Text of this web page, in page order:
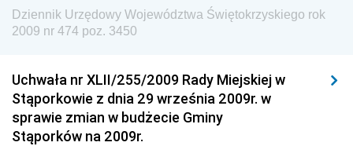
Dziennik Urzędowy Ministra Środowiska i Głównego
Inspektora Ochrony Środowiska
Dziennik Urzędowy Ministerstwa Kultury, Dziedzictwa
Narodowego i Sportu
Dziennik Urzędowy Ministra Finansów, Funduszy i
Dziennik Urzędowy Województwa Świętokrzyskiego rok
2009 nr 474 poz. 3450
Uchwała nr XLII/255/2009 Rady Miejskiej w
Stąporkowie z dnia 29 września 2009r. w
sprawie zmian w budżecie Gminy
Stąporków na 2009r.